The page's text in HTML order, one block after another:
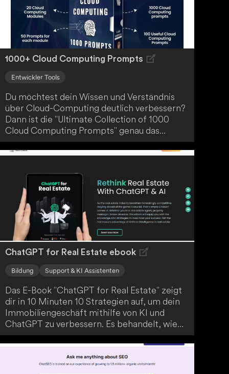
1000+ Cloud Computing Prompts
Entwickler Tools
Du möchtest dein Wissen und Verständnis
über Cloud-Computing deutlich verbessern?
Dann ist die "Ultimate Collection of 1000
Cloud Computing Prompts" genau das
Richtige für dich. Diese umfassende
Ressource wurde konzipiert, um
Cloud-Projekten zu unterstützen. Lass dich
von diesem wertvollen Werkzeug inspirieren
und vertiefte dich in die faszinierende Welt
des Cloud-Computings.
ChatGPT for Real Estate ebook
Bildung Support & KI Assistenten
Das E-Book "ChatGPT for Real Estate" zeigt
dir in 10 Minuten 10 Strategien auf, um dein
Immobiliengeschäft mithilfe von KI und
ChatGPT zu verbessern. Es behandelt, wie
du ChatGPT in deine Arbeitsabläufe
integrieren und ChatGPT mit anderen
Werkzeugen kombinieren kannst. Zusätzlich
werden andere KI-Technologien vorgestellt,